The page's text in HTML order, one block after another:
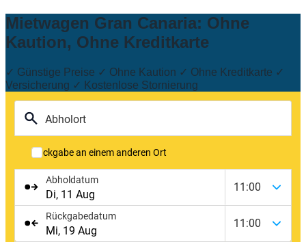
Mietwagen Gran Canaria: Ohne
Kaution, Ohne Kreditkarte
✓ Günstige Preise ✓ Ohne Kaution ✓ Ohne Kreditkarte ✓
Versicherung ✓ Kostenlose Stornierung